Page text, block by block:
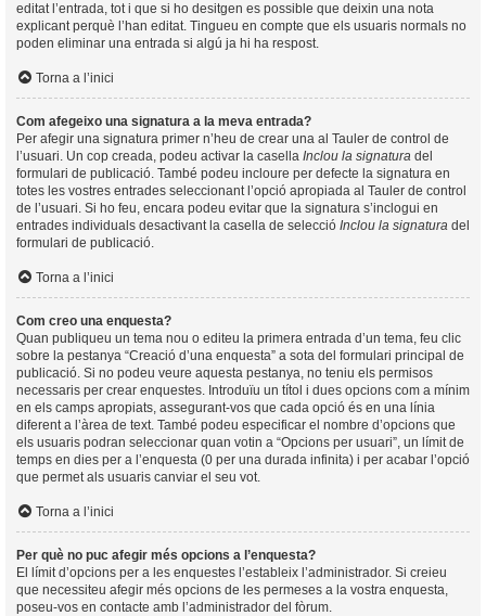
editat l’entrada, tot i que si ho desitgen es possible que deixin una nota
explicant perquè l’han editat. Tingueu en compte que els usuaris normals no
poden eliminar una entrada si algú ja hi ha respost.
Torna a l’inici
Com afegeixo una signatura a la meva entrada?
Per afegir una signatura primer n’heu de crear una al Tauler de control de
l’usuari. Un cop creada, podeu activar la casella Inclou la signatura del
formulari de publicació. També podeu incloure per defecte la signatura en
totes les vostres entrades seleccionant l’opció apropiada al Tauler de control
de l’usuari. Si ho feu, encara podeu evitar que la signatura s’inclogui en
entrades individuals desactivant la casella de selecció Inclou la signatura del
formulari de publicació.
Torna a l’inici
Com creo una enquesta?
Quan publiqueu un tema nou o editeu la primera entrada d’un tema, feu clic
sobre la pestanya “Creació d’una enquesta” a sota del formulari principal de
publicació. Si no podeu veure aquesta pestanya, no teniu els permisos
necessaris per crear enquestes. Introduïu un títol i dues opcions com a mínim
en els camps apropiats, assegurant-vos que cada opció és en una línia
diferent a l’àrea de text. També podeu especificar el nombre d’opcions que
els usuaris podran seleccionar quan votin a “Opcions per usuari”, un límit de
temps en dies per a l’enquesta (0 per una durada infinita) i per acabar l’opció
que permet als usuaris canviar el seu vot.
Torna a l’inici
Per què no puc afegir més opcions a l’enquesta?
El límit d’opcions per a les enquestes l’estableix l’administrador. Si creieu
que necessiteu afegir més opcions de les permeses a la vostra enquesta,
poseu-vos en contacte amb l’administrador del fòrum.